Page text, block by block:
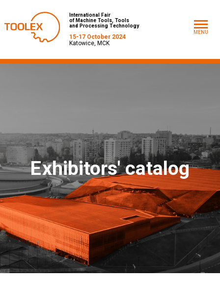
International Fair
of Machine Tools, Tools
and Processing Technology
15-17 October 2024
Katowice, MCK
MENU
Exhibitors' catalog